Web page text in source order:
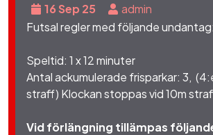
16 Sep 25
admin
Futsal regler med följande undantag:
Speltid: 1 x 12 minuter
Antal ackumulerade frisparkar: 3,
straff) Klockan stoppas vid 10m
Vid förlängning tillämpas